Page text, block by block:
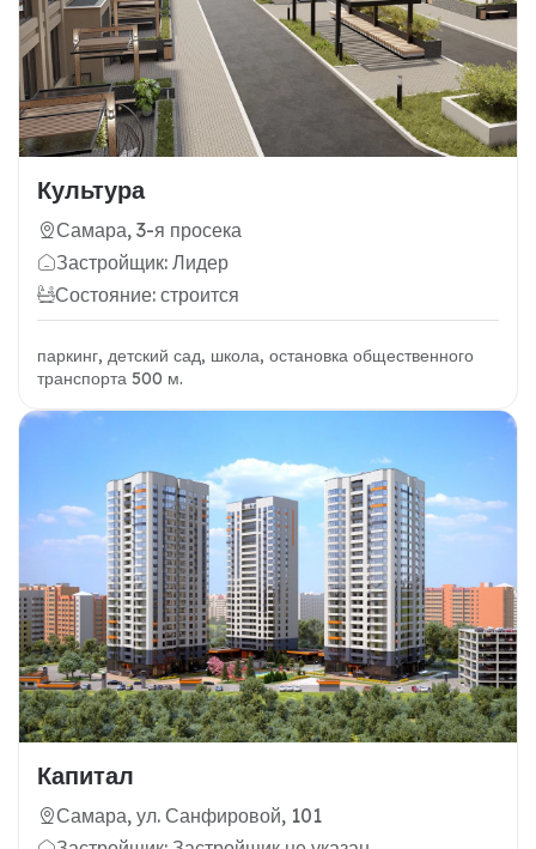
Культура
Самара, 3-я просека
Застройщик: Лидер
Состояние: строится
паркинг, детский сад, школа, остановка общественного
транспорта 500 м.
Капитал
Самара, ул. Санфировой, 101